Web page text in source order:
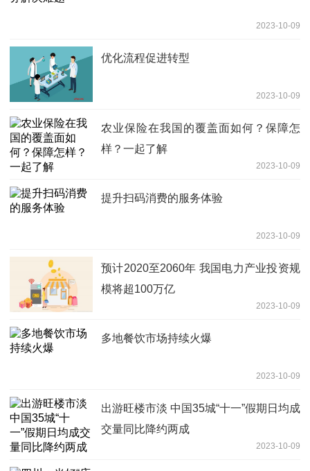
2023-10-09
优化流程促进转型
2023-10-09
农业保险在我国的覆盖面如何？保障怎
样？一起了解
2023-10-09
提升扫码消费的服务体验
2023-10-09
预计2020至2060年 我国电力产业投资规
模将超100万亿
2023-10-09
多地餐饮市场持续火爆
2023-10-09
出游旺楼市淡 中国35城“十一”假期日均成
交量同比降约两成
2023-10-09